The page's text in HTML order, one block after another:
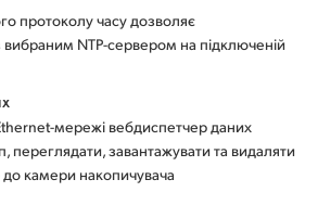
протоколу часу дозволяє
вибраним NTP-сервером на підключеній
мережі вебдиспетчер даних
переглядати, завантажувати та видаляти
камери накопичувача